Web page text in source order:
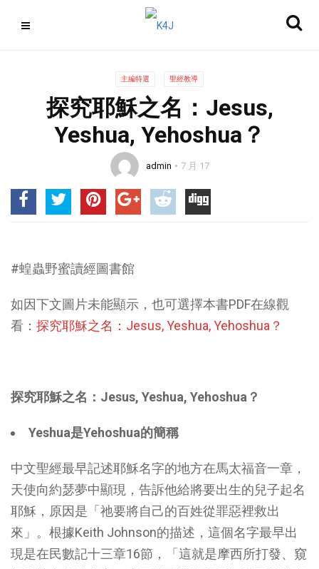
主編特選 聖經教導
探究耶穌之名：Jesus,
Yeshua, Yehoshua？
admin 7 月 17
#蝗蟲野蜜讀經圖書館
如因下文圖片未能顯示，也可選擇本書PDF在線觀
看： 探究耶穌之名：Jesus, Yeshua, Yehoshua？
探究耶穌之名： Jesus, Yeshua, Yehoshua ？
Yeshua是Yehoshua的簡稱
中文聖經最早記述耶穌名字的地方在馬太福音一章，
天使向約瑟夢中顯現，告訴他給將要出生的兒子起名
耶穌，原因是「祂要將自己的百姓從罪惡裡救出
來」。根據Keith Johnson的描述，這個名字最早出
現是在民數記十三章16節，「這就是摩西所打發、窺